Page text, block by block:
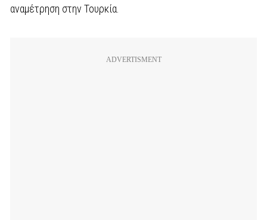
αναμέτρηση στην Τουρκία.